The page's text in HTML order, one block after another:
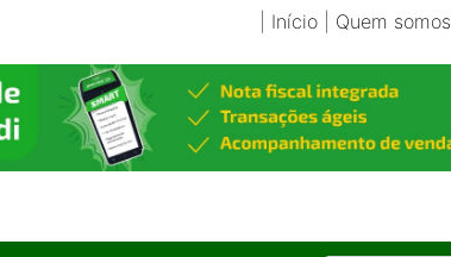
Início| Quem somos